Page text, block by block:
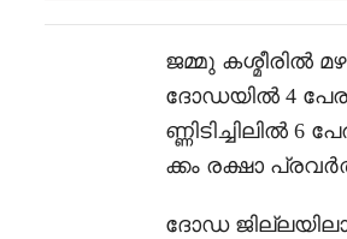
ജമ്മു കശ്മീരിൽ
ദോഡയിൽ 4 പേര
ണ്ണിടിച്ചിലിൽ 6
ക്കം രക്ഷാ
ദോഡ